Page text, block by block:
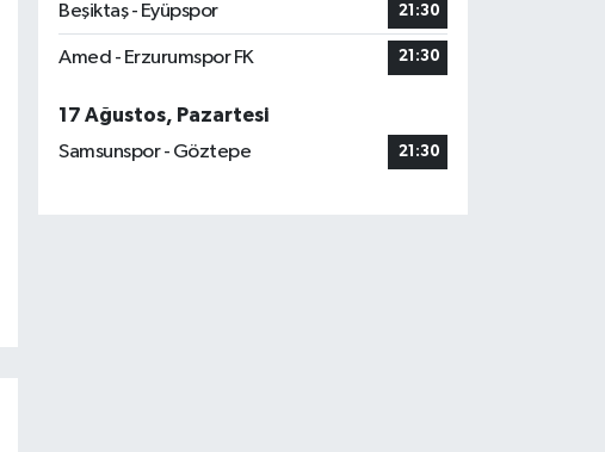
Beşiktaş - Eyüpspor 21:30
Amed - Erzurumspor FK 21:30
17 Ağustos, Pazartesi
Samsunspor - Göztepe
21:30